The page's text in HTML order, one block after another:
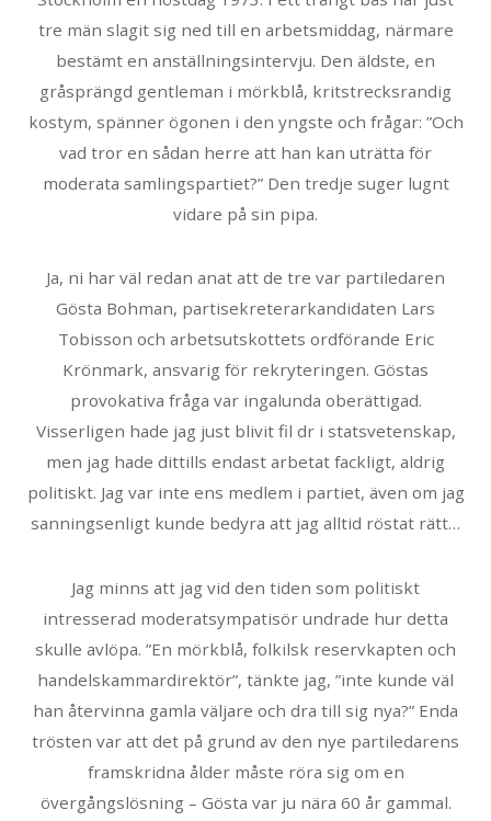
tre män slagit sig ned till en arbetsmiddag, närmare
bestämt en anställningsintervju. Den äldste, en
gråsprängd gentleman i mörkblå, kritstrecksrandig
kostym, spänner ögonen i den yngste och frågar: ”Och
vad tror en sådan herre att han kan uträtta för
moderata samlingspartiet?” Den tredje suger lugnt
vidare på sin pipa.
Ja, ni har väl redan anat att de tre var partiledaren
Gösta Bohman, partisekreterarkandidaten Lars
Tobisson och arbetsutskottets ordförande Eric
Krönmark, ansvarig för rekryteringen. Göstas
provokativa fråga var ingalunda oberättigad.
Visserligen hade jag just blivit fil dr i statsvetenskap,
men jag hade dittills endast arbetat fackligt, aldrig
politiskt. Jag var inte ens medlem i partiet, även om jag
sanningsenligt kunde bedyra att jag alltid röstat rätt…
Jag minns att jag vid den tiden som politiskt
intresserad moderatsympatisör undrade hur detta
skulle avlöpa. ”En mörkblå, folkilsk reservkapten och
handelskammardirektör”, tänkte jag, ”inte kunde väl
han återvinna gamla väljare och dra till sig nya?” Enda
trösten var att det på grund av den nye partiledarens
framskridna ålder måste röra sig om en
övergångslösning – Gösta var ju nära 60 år gammal.